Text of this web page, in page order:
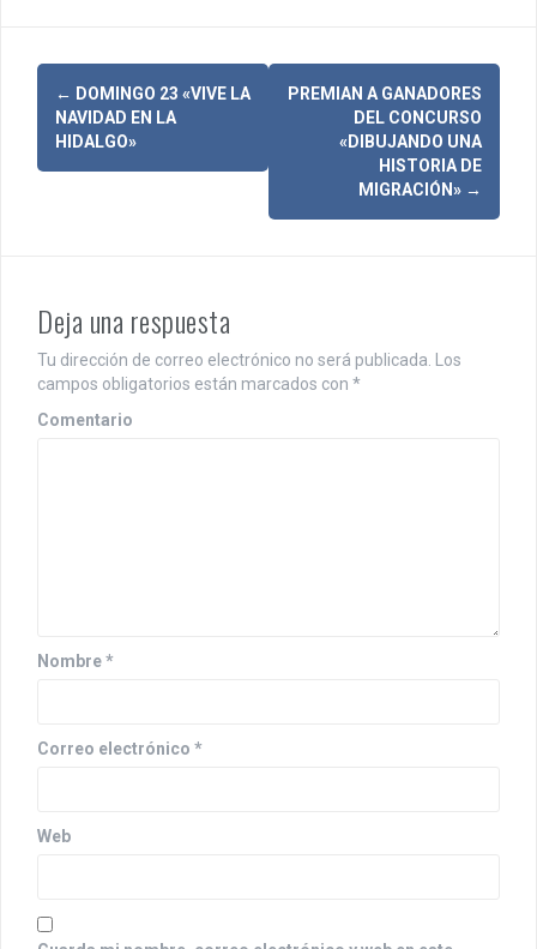
N
a
c
i
ó
n
r
d
s
← DOMINGO 23 «VIVE LA
NAVIDAD EN LA
HIDALGO»
PREMIAN A GANADORES
DEL CONCURSO
«DIBUJANDO UNA
HISTORIA DE
MIGRACIÓN» →
Deja una respuesta
Tu dirección de correo electrónico no será publicada. Los
campos obligatorios están marcados con *
Comentario
Nombre*
Correo electrónico *
Web